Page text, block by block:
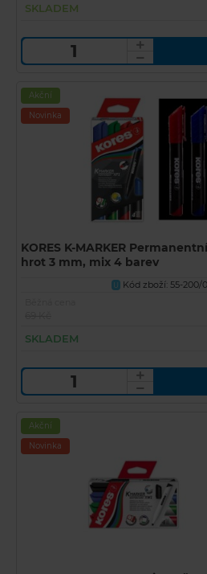
SKLADEM
Akční
Novinka
KORES K-MARKER
hrot 3 mm, mix 4 barev
U Kód zboží: 55-200/
SKLADEM
Akční
Novinka